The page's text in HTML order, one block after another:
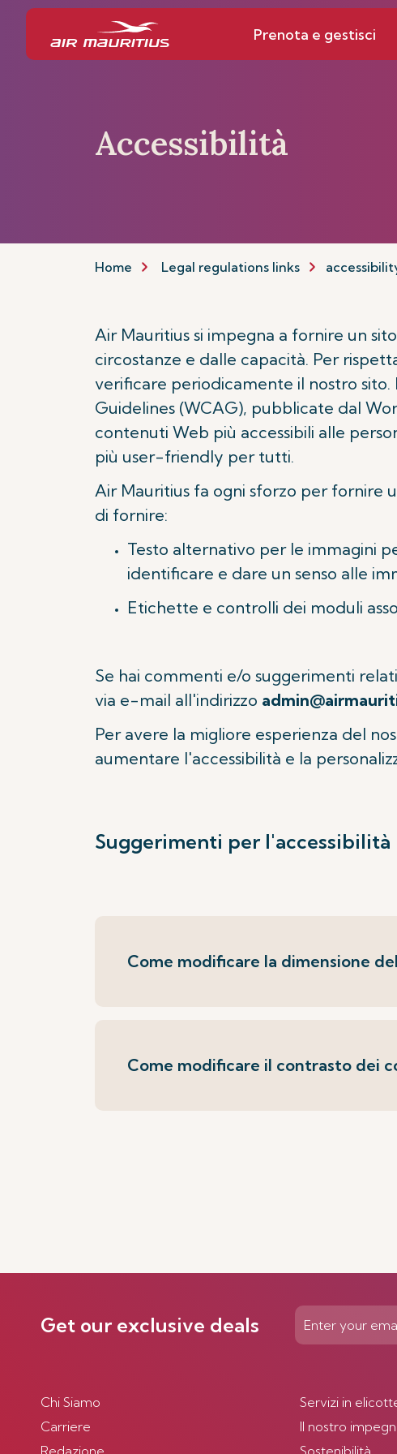
Prenota e gestisci
Accessibilità
Home Legal regulations links
Air Mauritius si impegna a fornire un
circostanze e dalle capacità. Per
verificare periodicamente il nostro
Guidelines (WCAG), pubblicate dal
contenuti Web più accessibili alle
più user-friendly per tutti.
Air Mauritius fa ogni sforzo per fornire
di fornire:
Testo alternativo per le immagini
identificare e dare un senso alle
Etichette e controlli dei moduli
Se hai commenti e/o suggerimenti
via e-mail all'indirizzo
Per avere la migliore esperienza del
aumentare l'accessibilità e la
Suggerimenti per l'accessibilità
Come modificare la dimensione
Come modificare il contrasto dei
Get our exclusive deals
Chi Siamo
Carriere
Redazione
Servizi in
Il nostro
Sostenibilità